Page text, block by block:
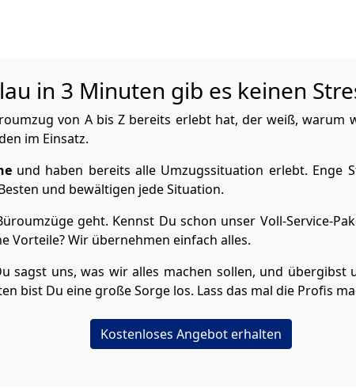
in 3 Minuten gib es keinen
von A bis Z bereits erlebt hat, der weiß, warum
im Einsatz.
und haben bereits alle Umzugssituation erlebt. Enge
und bewältigen jede Situation.
geht. Kennst Du schon unser Voll-Service-
Vorteile? Wir übernehmen einfach alles.
sagst uns, was wir alles machen sollen, und übergibst
bist Du eine große Sorge los. Lass das mal die Profis
Kostenloses Angebot erhalten